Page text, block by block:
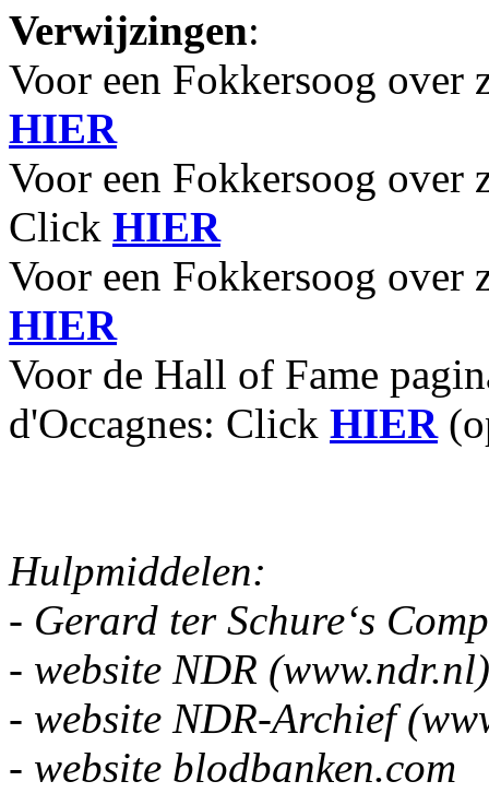
Verwijzingen:
Voor een Fokkersoog
HIER
Voor een Fokkersoog over
Click HIER
Voor een Fokkersoog
HIER
Voor de Hall of Fame
d'Occagnes: Click HIER
Hulpmiddelen:
- Gerard ter Schure‘s
- website NDR (www.ndr.nl)
- website NDR-Archief
- website blodbanken.com